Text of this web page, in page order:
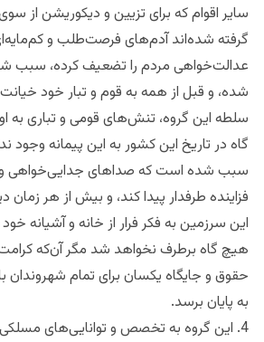
سایر اقوام که برای تزیین و دیکوریشن از
گرفته شده‌اند آدم‌های فرصت‌طلب و
عدالت‌خواهی مردم را تضعیف کرده،
شده، و قبل از همه به قوم و تبار خود خیانت
سلطه این گروه، تنش‌های قومی و تباری
گاه در تاریخ این کشور به این پیمانه وجود
سبب شده است که صداهای جدایی‌خواهی
فزاینده طرفدار پیدا کند، و بیش از هر زمان
این سرزمین به فکر فرار از خانه و آشیانه
هیچ گاه برطرف نخواهد شد مگر آن‌که
حقوق و جایگاه یکسان برای تمام
به پایان برسد.
4. این گروه به تخصص و توانایی‌های مسلکی